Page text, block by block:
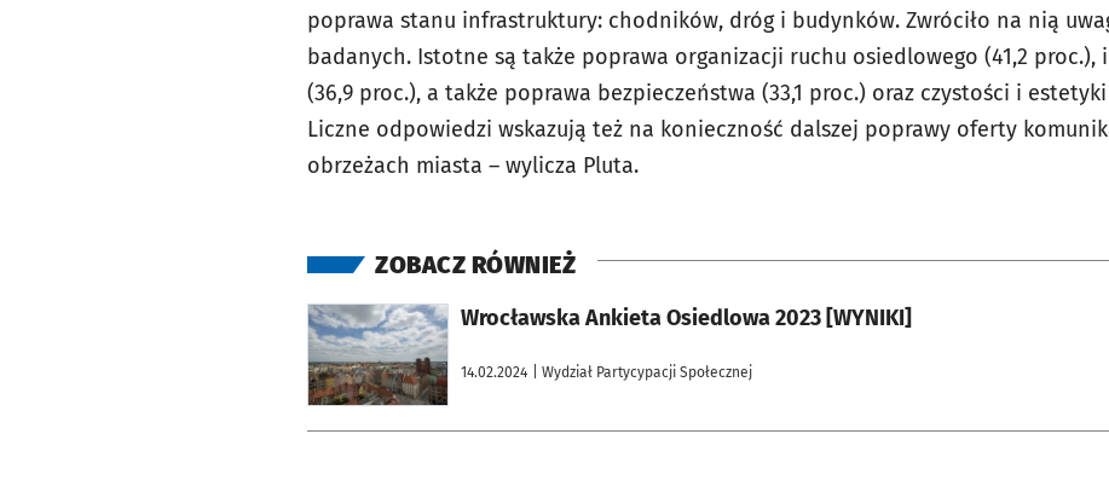
poprawa stanu infrastruktury: chodników, dróg i budynków. Zwróciło na nią
badanych. Istotne są także poprawa organizacji ruchu osiedlowego (41,2 proc.),
(36,9 proc.), a także poprawa bezpieczeństwa (33,1 proc.) oraz czystości i
Liczne odpowiedzi wskazują też na konieczność dalszej poprawy oferty
obrzeżach miasta – wylicza Pluta.
ZOBACZ RÓWNIEŻ
Wrocławska Ankieta Osiedlowa 2023 [WYNIKI]
14.02.2024 | Wydział Partycypacji Społecznej
otworzy się w nowej karcie